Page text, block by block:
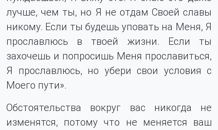
лучше, чем ты, но Я не отдам Своей славы
никому. Если ты будешь уповать на Меня, Я
прославлюсь в твоей жизни. Если ты
захочешь и попросишь Меня прославиться,
Я прославлюсь, но убери свои условия с
Моего пути».
Обстоятельства вокруг вас никогда не
изменятся, потому что не меняется ваш